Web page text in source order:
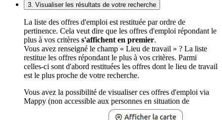
3. Visualiser les résultats de votre recherche
La liste des offres d'emploi est restituée par ordre de
pertinence. Cela veut dire que les offres d'emploi répondant le
plus à vos critères s'affichent en premier.
Vous avez renseigné le champ « Lieu de travail » ? La liste
restitue les offres répondant le plus à vos critères. Parmi
celles-ci sont d'abord restituées les offres dont le lieu de travail
est le plus proche de votre recherche.
Vous avez la possibilité de visualiser ces offres d'emploi via
Mappy (non accessible aux personnes en situation de